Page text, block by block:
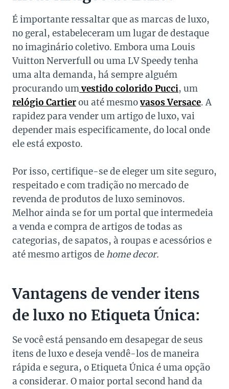
É importante ressaltar que as marcas de luxo,
no geral, estabeleceram um lugar de destaque
no imaginário coletivo. Embora uma Louis
Vuitton Nerverfull ou uma LV Speedy tenha
uma alta demanda, há sempre alguém
procurando umvestido colorido Pucci, um
relógio Cartierou até mesmovasos Versace. A
rapidez para vender um artigo de luxo, vai
depender mais especificamente, do local onde
ele está exposto.
Por isso, certifique-se de eleger um site seguro,
respeitado e com tradição no mercado de
revenda de produtos de luxo seminovos.
Melhor ainda se for um portal que intermedeia
a venda e compra de artigos de todas as
categorias, de sapatos, à roupas e acessórios e
até mesmo artigos dehome decor.
Vantagens de vender itens
de luxo no Etiqueta Única:
Se você está pensando em desapegar de seus
itens de luxo e deseja vendê-los de maneira
rápida e segura, o Etiqueta Única é uma opção
a considerar. O maior portal second hand da